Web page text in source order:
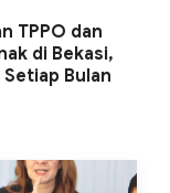
TPPO dan
di Bekasi,
Bulan